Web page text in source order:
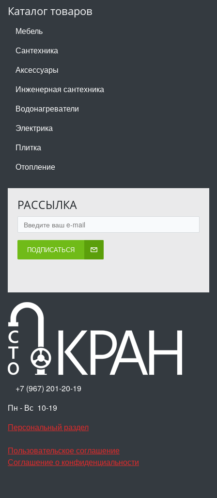
Каталог товаров
Мебель
Сантехника
Аксессуары
Инженерная сантехника
Водонагреватели
Электрика
Плитка
Отопление
РАССЫЛКА
ПОДПИСАТЬСЯ
+7 (967) 201-20-19
Пн - Вс 10-19
Персональный раздел
Пользовательское соглашение
Соглашение о конфиденциальности